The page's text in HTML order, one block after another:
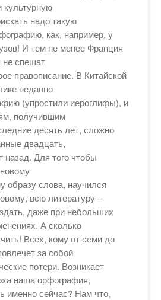
культурную
надо такую
как, например, у
И тем не менее Франция
не спешат
правописание. В Китайской
недавно
(упростили иероглифы), и
получившим
десять лет, сложно
двадцать,
назад. Для того чтобы
образу слова, научился
всю литературу –
даже при небольших
А сколько
Всех, кому от семи до
за собой
потери. Возникает
наша орфография,
именно сейчас? Нам что,